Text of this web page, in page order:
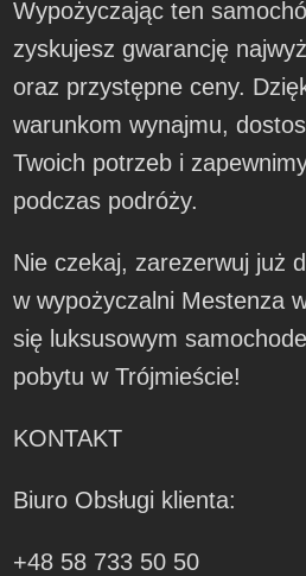
Wypożyczając ten
zyskujesz gwarancję
oraz przystępne ceny.
warunkom wynajmu,
Twoich potrzeb i
podczas podróży.
Nie czekaj, zarezerwuj już
w wypożyczalni Mestenza
się luksusowym
pobytu w Trójmieście!
KONTAKT
Biuro Obsługi klienta:
+48 58 733 50 50